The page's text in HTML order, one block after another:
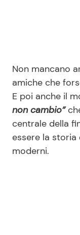
Non mancano
amiche che
E poi anche il
non cambio”
centrale della
essere la storia
moderni.